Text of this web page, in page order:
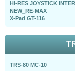
HI-RES JOYSTICK
NEW_RE-MAX
X-Pad GT-116
TRS-80 MC-10